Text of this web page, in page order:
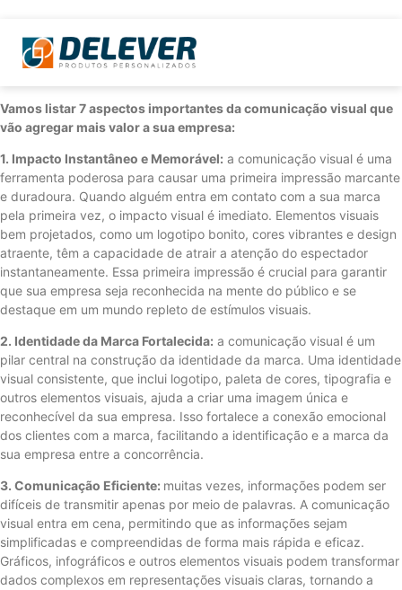
Vamos listar 7 aspectos importantes da comunicação visual que
vão agregar mais valor a sua empresa:
1. Impacto Instantâneo e Memorável: a comunicação visual é uma
ferramenta poderosa para causar uma primeira impressão marcante
e duradoura. Quando alguém entra em contato com a sua marca
pela primeira vez, o impacto visual é imediato. Elementos visuais
bem projetados, como um logotipo bonito, cores vibrantes e design
atraente, têm a capacidade de atrair a atenção do espectador
instantaneamente. Essa primeira impressão é crucial para garantir
que sua empresa seja reconhecida na mente do público e se
destaque em um mundo repleto de estímulos visuais.
2. Identidade da Marca Fortalecida: a comunicação visual é um
pilar central na construção da identidade da marca. Uma identidade
visual consistente, que inclui logotipo, paleta de cores, tipografia e
outros elementos visuais, ajuda a criar uma imagem única e
reconhecível da sua empresa. Isso fortalece a conexão emocional
dos clientes com a marca, facilitando a identificação e a marca da
sua empresa entre a concorrência.
3. Comunicação Eficiente: muitas vezes, informações podem ser
difíceis de transmitir apenas por meio de palavras. A comunicação
visual entra em cena, permitindo que as informações sejam
simplificadas e compreendidas de forma mais rápida e eficaz.
Gráficos, infográficos e outros elementos visuais podem transformar
dados complexos em representações visuais claras, tornando a